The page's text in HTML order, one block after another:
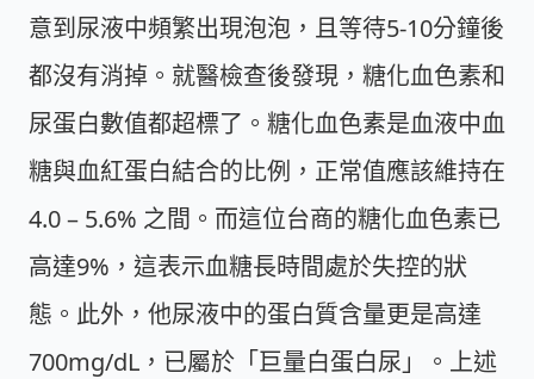
意到尿液中頻繁出現泡泡，且等待5-10分鐘後
都沒有消掉。就醫檢查後發現，糖化血色素和
尿蛋白數值都超標了。糖化血色素是血液中血
糖與血紅蛋白結合的比例，正常值應該維持在
4.0 – 5.6% 之間。而這位台商的糖化血色素已
高達9%，這表示血糖長時間處於失控的狀
態。此外，他尿液中的蛋白質含量更是高達
700mg/dL，已屬於「巨量白蛋白尿」。上述